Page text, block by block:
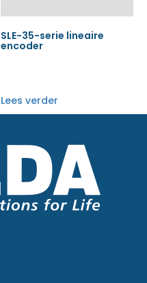
SLE-35-serie lineaire
encoder
Lees verder